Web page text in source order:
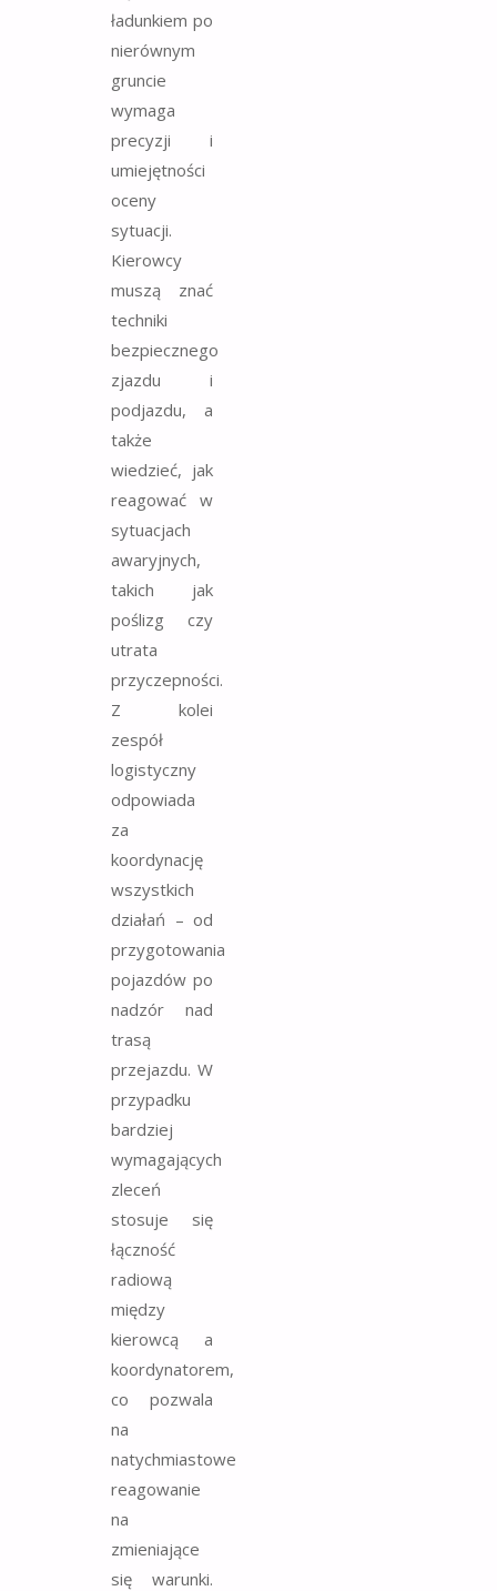
ładunkiem po
nierównym
gruncie
wymaga
precyzji i
umiejętności
oceny
sytuacji.
Kierowcy
muszą znać
techniki
bezpiecznego
zjazdu i
podjazdu, a
także
wiedzieć, jak
reagować w
sytuacjach
awaryjnych,
takich jak
poślizg czy
utrata
przyczepności.
Z kolei
zespół
logistyczny
odpowiada
za
koordynację
wszystkich
działań – od
przygotowania
pojazdów po
nadzór nad
trasą
przejazdu. W
przypadku
bardziej
wymagających
zleceń
stosuje się
łączność
radiową
między
kierowcą a
koordynatorem,
co pozwala
na
natychmiastowe
reagowanie
na
zmieniające
się warunki.